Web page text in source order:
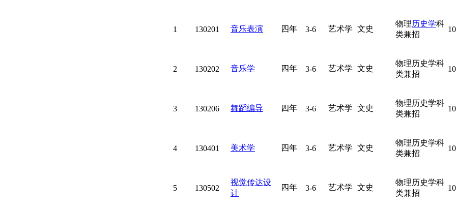
1 130201 音乐表演 四年 3-6 艺术学 文史
物理历史学科
类兼招
2 130202 音乐学 四年 3-6 艺术学 文史
物理历史学科
类兼招
3 130206 舞蹈编导 四年 3-6 艺术学 文史
物理历史学科
类兼招
4 130401 美术学 四年 3-6 艺术学 文史
物理历史学科
类兼招
5 130502
视觉传达设
计
四年 3-6 艺术学 文史
物理历史学科
类兼招